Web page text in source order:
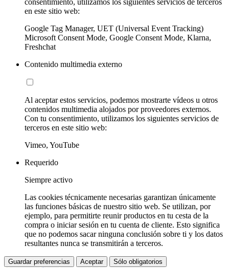
en este sitio web:
Google Tag Manager, UET (Universal Event Tracking)
Microsoft Consent Mode, Google Consent Mode, Klarna,
Freshchat
Contenido multimedia externo
Al aceptar estos servicios, podemos mostrarte vídeos u otros
contenidos multimedia alojados por proveedores externos.
Con tu consentimiento, utilizamos los siguientes servicios de
terceros en este sitio web:
Vimeo, YouTube
Requerido
Siempre activo
Las cookies técnicamente necesarias garantizan únicamente
las funciones básicas de nuestro sitio web. Se utilizan, por
ejemplo, para permitirte reunir productos en tu cesta de la
compra o iniciar sesión en tu cuenta de cliente. Esto significa
que no podemos sacar ninguna conclusión sobre ti y los datos
resultantes nunca se transmitirán a terceros.
Guardar preferencias Aceptar Sólo obligatorios